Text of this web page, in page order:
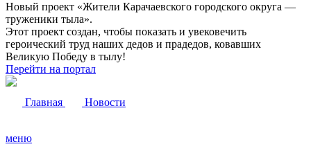
Новый проект «Жители Карачаевского городского округа —
труженики тыла».
Этот проект создан, чтобы показать и увековечить
героический труд наших дедов и прадедов, ковавших
Великую Победу в тылу!
Перейти на портал
Главная Новости
меню